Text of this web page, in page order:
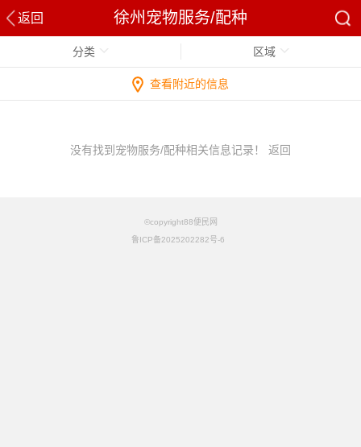
返回 徐州宠物服务/配种
分类 区域
查看附近的信息
没有找到宠物服务/配种相关信息记录！ 返回
©copyright88便民网
鲁ICP备2025202282号-6